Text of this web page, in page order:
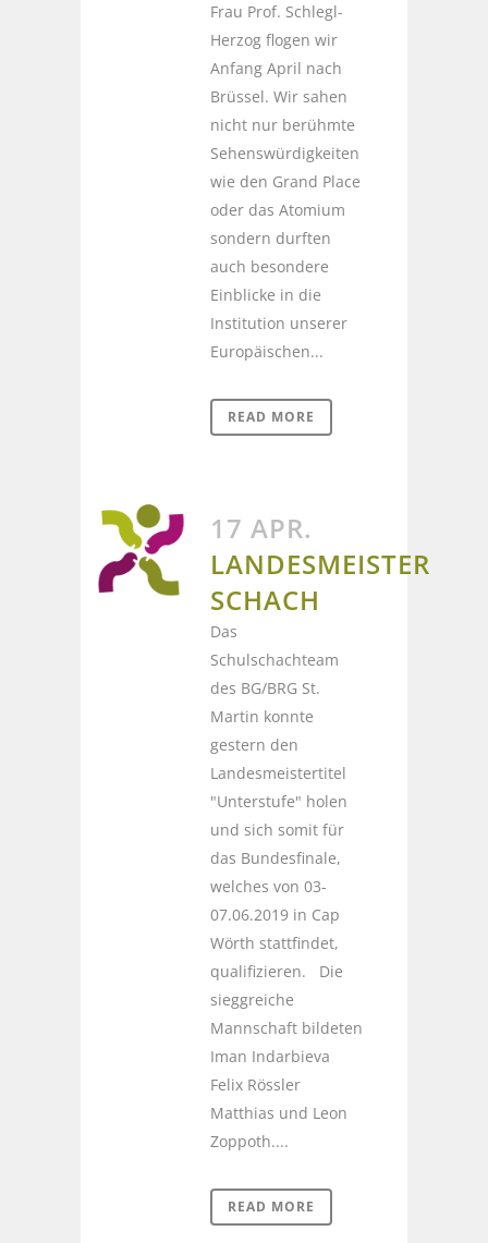
Frau Prof. Schlegl-
Herzog flogen wir
Anfang April nach
Brüssel. Wir sahen
nicht nur berühmte
Sehenswürdigkeiten
wie den Grand Place
oder das Atomium
sondern durften
auch besondere
Einblicke in die
Institution unserer
Europäischen...
READ MORE
17 APR.
LANDESMEISTER
SCHACH
Das
Schulschachteam
des BG/BRG St.
Martin konnte
gestern den
Landesmeistertitel
"Unterstufe" holen
und sich somit für
das Bundesfinale,
welches von 03-
07.06.2019 in Cap
Wörth stattfindet,
qualifizieren. Die
sieggreiche
Mannschaft bildeten
Iman Indarbieva
Felix Rössler
Matthias und Leon
Zoppoth....
READ MORE